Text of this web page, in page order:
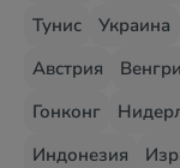
Тунис
Украина
Австрия
Гонконг
Индонезия